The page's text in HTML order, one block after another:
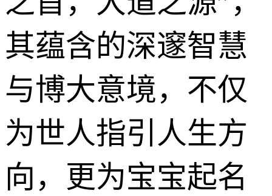
其蕴含的深邃智慧
与博大意境，不仅
为世人指引人生方
向，更为宝宝起名